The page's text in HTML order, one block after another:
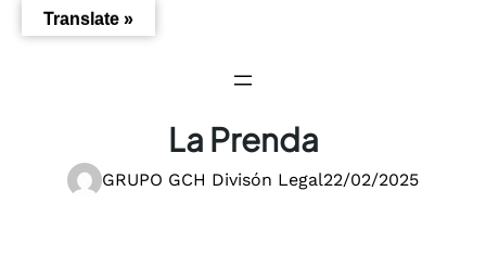
Saltar
La Prenda
GRUPO GCH Divisón Legal22/02/2025
Translate »